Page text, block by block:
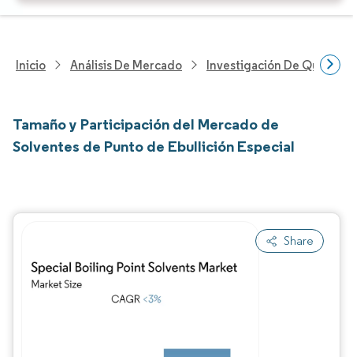
Inicio Análisis De Mercado Investigación De
Tamaño y Participación del Mercado de
Solventes de Punto de Ebullición Especial
Share